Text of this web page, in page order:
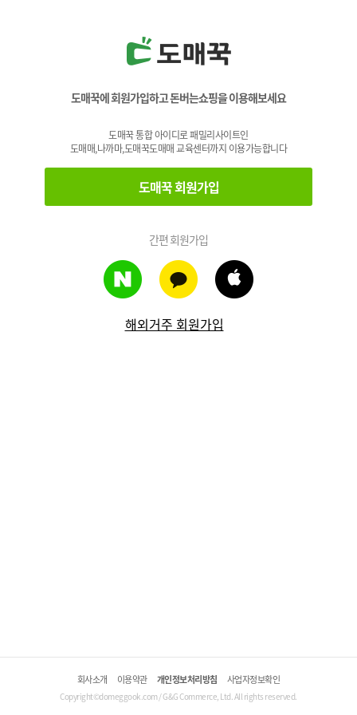
도매꾹에 회원가입하고 돈버는쇼핑을 이용해보세요
도매꾹 통합 아이디로 패밀리사이트인
도매매,나까마,도매꾹도매매 교육센터까지 이용가능합니다
도매꾹 회원가입
간편 회원가입
해외거주 회원가입
회사소개 이용약관 개인정보처리방침 사업자정보확인
Copyright©domeggook.com / G&G Commerce, Ltd. All rights reserved.